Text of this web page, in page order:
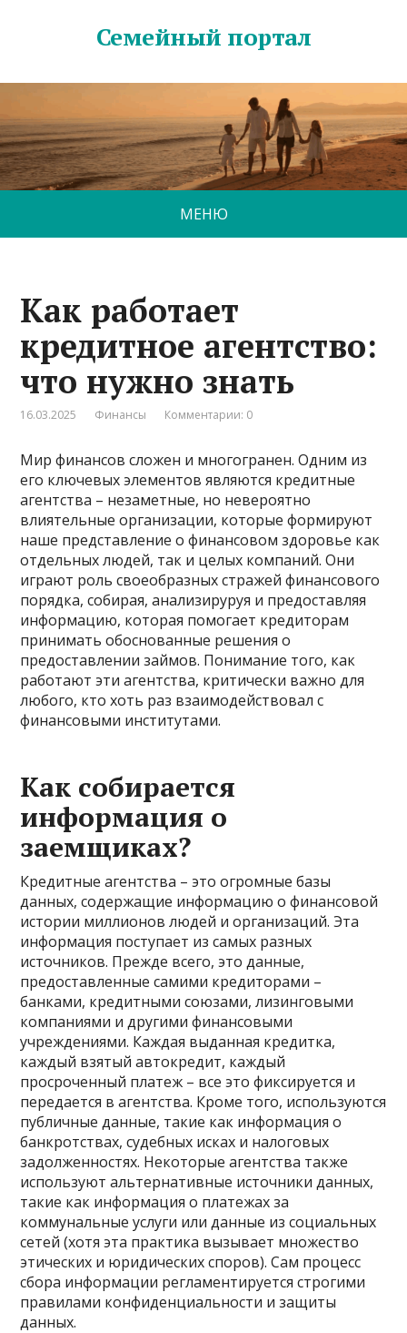
Семейный портал
МЕНЮ
Как работает
кредитное агентство:
что нужно знать
16.03.2025 Финансы Комментарии: 0
Мир финансов сложен и многогранен. Одним из
его ключевых элементов являются кредитные
агентства – незаметные, но невероятно
влиятельные организации, которые формируют
наше представление о финансовом здоровье как
отдельных людей, так и целых компаний. Они
играют роль своеобразных стражей финансового
порядка, собирая, анализируруя и предоставляя
информацию, которая помогает кредиторам
принимать обоснованные решения о
предоставлении займов. Понимание того, как
работают эти агентства, критически важно для
любого, кто хоть раз взаимодействовал с
финансовыми институтами.
Как собирается
информация о
заемщиках?
Кредитные агентства – это огромные базы
данных, содержащие информацию о финансовой
истории миллионов людей и организаций. Эта
информация поступает из самых разных
источников. Прежде всего, это данные,
предоставленные самими кредиторами –
банками, кредитными союзами, лизинговыми
компаниями и другими финансовыми
учреждениями. Каждая выданная кредитка,
каждый взятый автокредит, каждый
просроченный платеж – все это фиксируется и
передается в агентства. Кроме того, используются
публичные данные, такие как информация о
банкротствах, судебных исках и налоговых
задолженностях. Некоторые агентства также
используют альтернативные источники данных,
такие как информация о платежах за
коммунальные услуги или данные из социальных
сетей (хотя эта практика вызывает множество
этических и юридических споров). Сам процесс
сбора информации регламентируется строгими
правилами конфиденциальности и защиты
данных.